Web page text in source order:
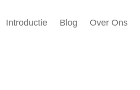
Introductie Blog Over Ons